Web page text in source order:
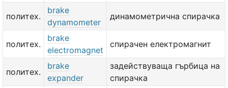
политех.
brake
dynamometer
динамометрична спирачка
политех.
brake
electromagnet
спирачен електромагнит
политех.
brake
expander
задействуваща гърбица на
спирачка